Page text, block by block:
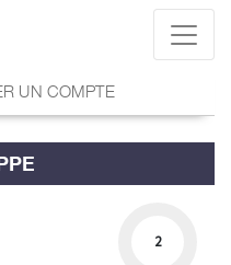
UN COMPTE
2